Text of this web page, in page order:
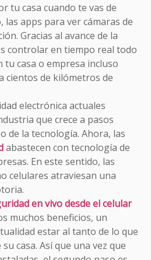
tu casa cuando te vas de
las apps para ver cámaras de
Gracias al avance de la
controlar en tiempo real todo
tu casa o empresa incluso
cientos de kilómetros de
electrónica actuales
que crece a pasos
de la tecnología. Ahora, las
abastecen con tecnología de
En este sentido, las
celulares atraviesan una
en vivo desde el celular
muchos beneficios, un
estar al tanto de lo que
casa. Así que una vez que